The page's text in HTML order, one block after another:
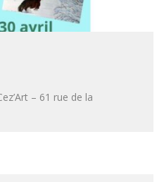
– 61 rue de la